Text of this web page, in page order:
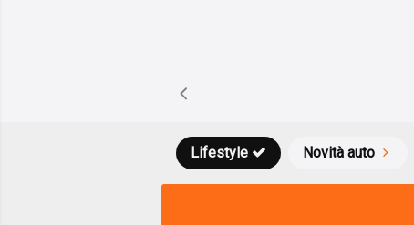
Novità auto
Lifestyle